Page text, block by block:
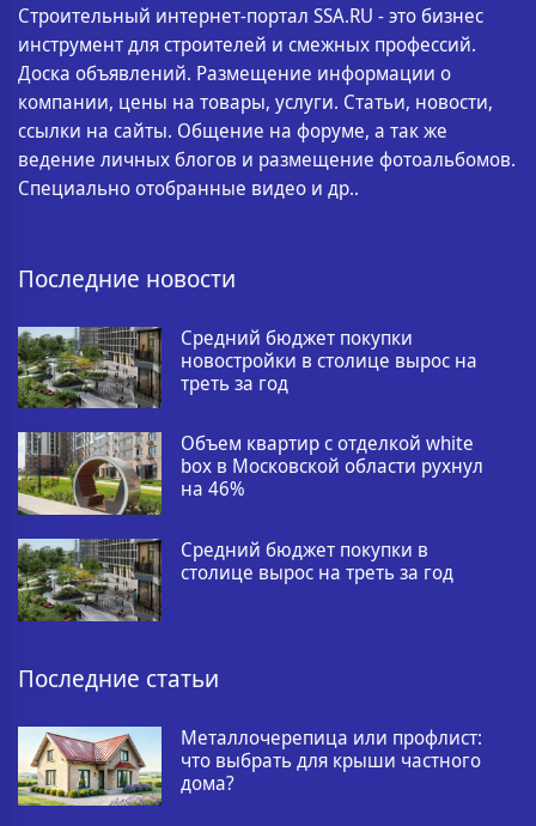
Строительный интернет-портал SSA.RU - это бизнес
инструмент для строителей и смежных профессий.
Доска объявлений. Размещение информации о
компании, цены на товары, услуги. Статьи, новости,
ссылки на сайты. Общение на форуме, а так же
ведение личных блогов и размещение фотоальбомов.
Специально отобранные видео и др..
Последние новости
Средний бюджет покупки
новостройки в столице вырос на
треть за год
Объем квартир с отделкой white
box в Московской области рухнул
на 46%
Средний бюджет покупки в
столице вырос на треть за год
Последние статьи
Металлочерепица или профлист:
что выбрать для крыши частного
дома?